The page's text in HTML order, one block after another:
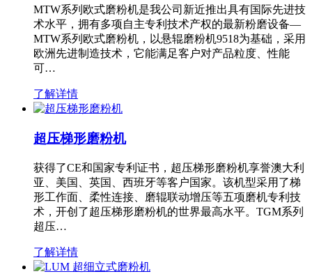
MTW系列欧式磨粉机是我公司新近推出具有国际先进技
术水平，拥有多项自主专利技术产权的最新粉磨设备—
MTW系列欧式磨粉机，以悬辊磨粉机9518为基础，采用
欧洲先进制造技术，它能满足客户对产品粒度、性能
可…
了解详情
超压梯形磨粉机
获得了CE和国家专利证书，超压梯形磨粉机享誉澳大利
亚、美国、英国、西班牙等客户国家。该机型采用了梯
形工作面、柔性连接、磨辊联动增压等五项磨机专利技
术，开创了超压梯形磨粉机的世界最高水平。TGM系列
超压…
了解详情